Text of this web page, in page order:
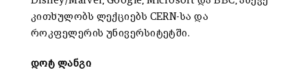
კითხულობს ლექციებს CERN-სა და
როკფელერის უნივერსიტეტში.
დოტ ლანგი